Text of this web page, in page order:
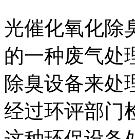
光催化氧化除
的一种废气处
除臭设备来处
经过环评部门